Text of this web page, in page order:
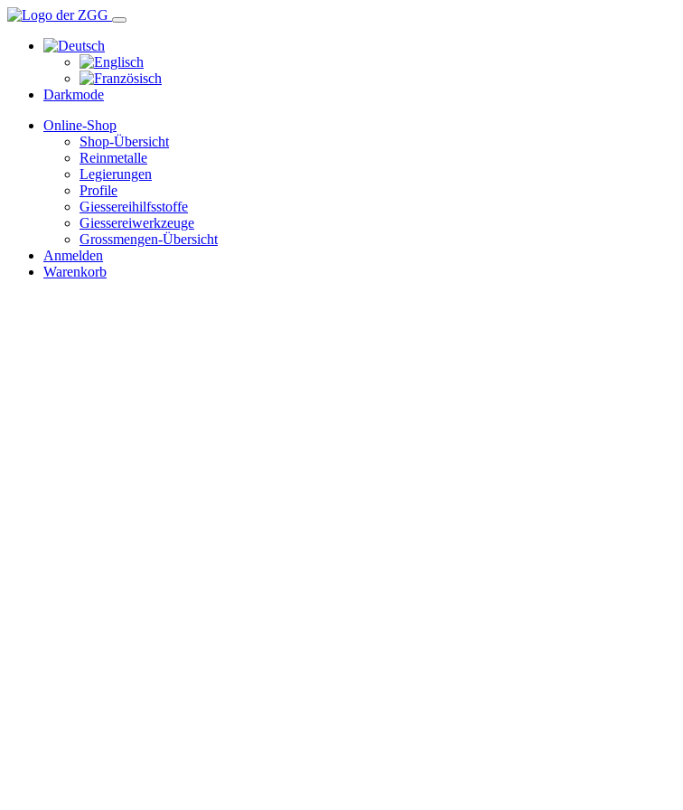
Darkmode
Online-Shop
Shop-Übersicht
Reinmetalle
Legierungen
Profile
Giessereihilfsstoffe
Giessereiwerkzeuge
Grossmengen-Übersicht
Anmelden
Warenkorb